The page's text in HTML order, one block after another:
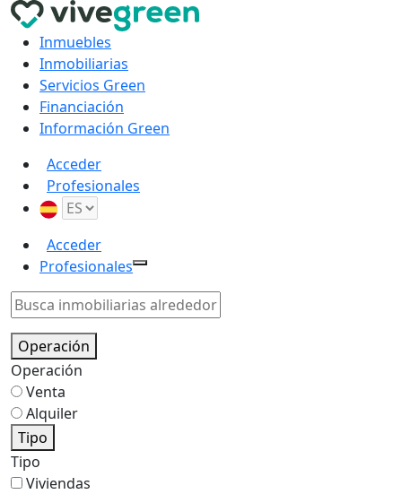
Inmuebles
Inmobiliarias
Servicios Green
Financiación
Información Green
Acceder
Profesionales
Acceder
Profesionales
Operación
Operación
Venta
Alquiler
Tipo
Tipo
Viviendas